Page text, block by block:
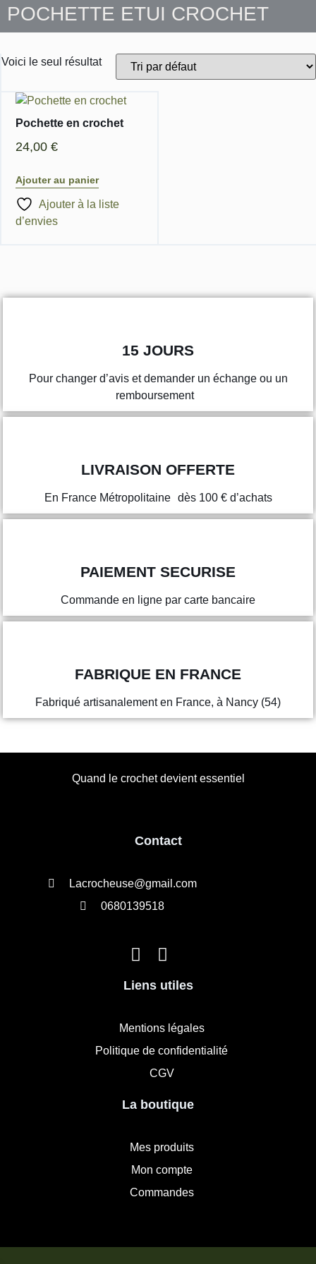
POCHETTE ETUI CROCHET
Voici le seul résultat
Pochette en crochet
24,00 €
Ajouter au panier
Ajouter à la liste
d’envies
15 JOURS
Pour changer d’avis et demander un échange ou un
remboursement
LIVRAISON OFFERTE
En France Métropolitaine dès 100 € d’achats
PAIEMENT SECURISE
Commande en ligne par carte bancaire
FABRIQUE EN FRANCE
Fabriqué artisanalement en France, à Nancy (54)
Quand le crochet devient essentiel
Contact
Lacrocheuse@gmail.com
0680139518
Liens utiles
Mentions légales
Politique de confidentialité
CGV
La boutique
Mes produits
Mon compte
Commandes